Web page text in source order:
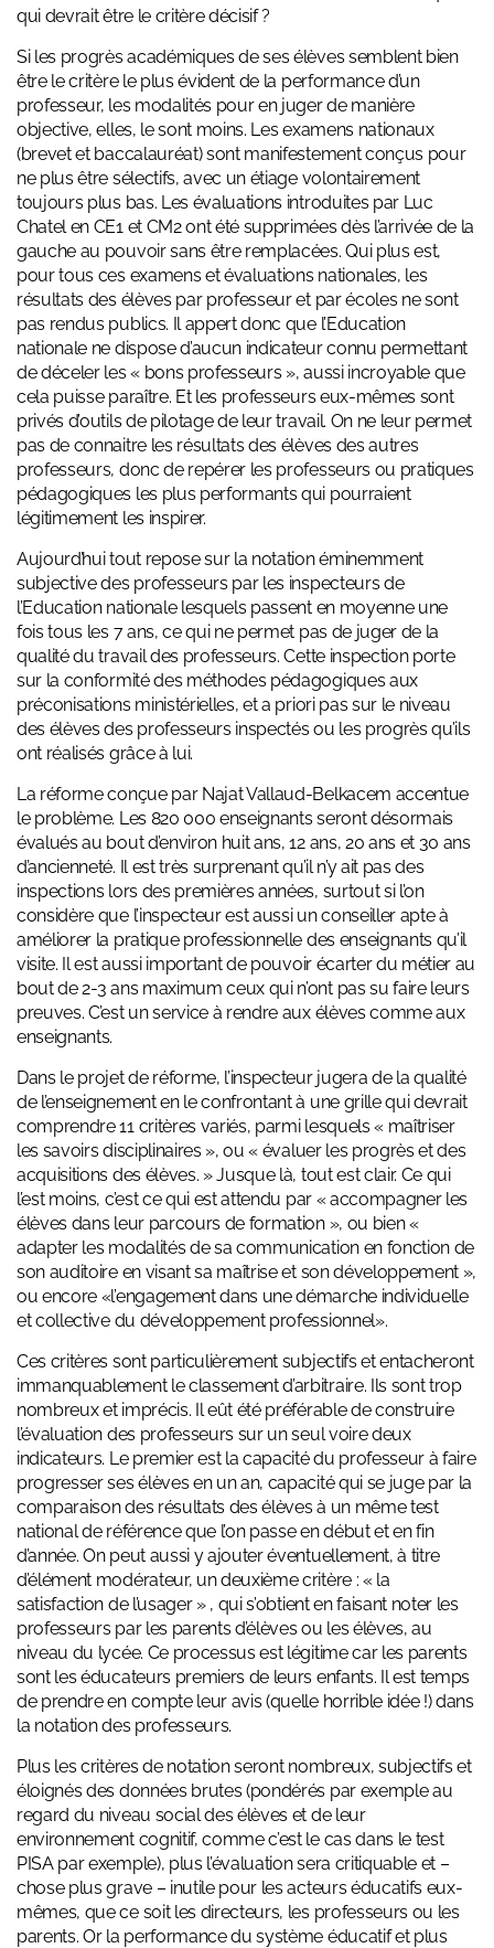
qui devrait être le critère décisif ?
Si les progrès académiques de ses élèves semblent bien
être le critère le plus évident de la performance d’un
professeur, les modalités pour en juger de manière
objective, elles, le sont moins. Les examens nationaux
(brevet et baccalauréat) sont manifestement conçus pour
ne plus être sélectifs, avec un étiage volontairement
toujours plus bas. Les évaluations introduites par Luc
Chatel en CE1 et CM2 ont été supprimées dès l’arrivée de la
gauche au pouvoir sans être remplacées. Qui plus est,
pour tous ces examens et évaluations nationales, les
résultats des élèves par professeur et par écoles ne sont
pas rendus publics. Il appert donc que l’Education
nationale ne dispose d’aucun indicateur connu permettant
de déceler les « bons professeurs », aussi incroyable que
cela puisse paraître. Et les professeurs eux-mêmes sont
privés d’outils de pilotage de leur travail. On ne leur permet
pas de connaitre les résultats des élèves des autres
professeurs, donc de repérer les professeurs ou pratiques
pédagogiques les plus performants qui pourraient
légitimement les inspirer.
Aujourd’hui tout repose sur la notation éminemment
subjective des professeurs par les inspecteurs de
l’Education nationale lesquels passent en moyenne une
fois tous les 7 ans, ce qui ne permet pas de juger de la
qualité du travail des professeurs. Cette inspection porte
sur la conformité des méthodes pédagogiques aux
préconisations ministérielles, et a priori pas sur le niveau
des élèves des professeurs inspectés ou les progrès qu’ils
ont réalisés grâce à lui.
La réforme conçue par Najat Vallaud-Belkacem accentue
le problème. Les 820 000 enseignants seront désormais
évalués au bout d’environ huit ans, 12 ans, 20 ans et 30 ans
d’ancienneté. Il est très surprenant qu’il n’y ait pas des
inspections lors des premières années, surtout si l’on
considère que l’inspecteur est aussi un conseiller apte à
améliorer la pratique professionnelle des enseignants qu’il
visite. Il est aussi important de pouvoir écarter du métier au
bout de 2-3 ans maximum ceux qui n’ont pas su faire leurs
preuves. C’est un service à rendre aux élèves comme aux
enseignants.
Dans le projet de réforme, l’inspecteur jugera de la qualité
de l’enseignement en le confrontant à une grille qui devrait
comprendre 11 critères variés, parmi lesquels « maîtriser
les savoirs disciplinaires », ou « évaluer les progrès et des
acquisitions des élèves. » Jusque là, tout est clair. Ce qui
l’est moins, c’est ce qui est attendu par « accompagner les
élèves dans leur parcours de formation », ou bien «
adapter les modalités de sa communication en fonction de
son auditoire en visant sa maîtrise et son développement »,
ou encore «l’engagement dans une démarche individuelle
et collective du développement professionnel».
Ces critères sont particulièrement subjectifs et entacheront
immanquablement le classement d’arbitraire. Ils sont trop
nombreux et imprécis. Il eût été préférable de construire
l’évaluation des professeurs sur un seul voire deux
indicateurs. Le premier est la capacité du professeur à faire
progresser ses élèves en un an, capacité qui se juge par la
comparaison des résultats des élèves à un même test
national de référence que l’on passe en début et en fin
d’année. On peut aussi y ajouter éventuellement, à titre
d’élément modérateur, un deuxième critère : « la
satisfaction de l’usager » , qui s’obtient en faisant noter les
professeurs par les parents d’élèves ou les élèves, au
niveau du lycée. Ce processus est légitime car les parents
sont les éducateurs premiers de leurs enfants. Il est temps
de prendre en compte leur avis (quelle horrible idée !) dans
la notation des professeurs.
Plus les critères de notation seront nombreux, subjectifs et
éloignés des données brutes (pondérés par exemple au
regard du niveau social des élèves et de leur
environnement cognitif, comme c’est le cas dans le test
PISA par exemple), plus l’évaluation sera critiquable et –
chose plus grave – inutile pour les acteurs éducatifs eux-
mêmes, que ce soit les directeurs, les professeurs ou les
parents. Or la performance du système éducatif et plus